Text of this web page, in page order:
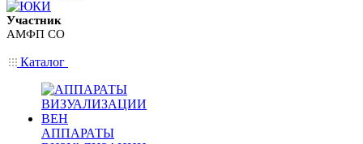
Участник
АМФП СО
Каталог
АППАРАТЫ